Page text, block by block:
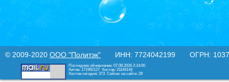
© 2009-2020 ООО "Политэк" ИНН: 7724042199 ОГРН:
Последнее обновление: 07.08.2026 2:14:00
Хитов: 171992127 Хостов: 21144144
Хостов сегодня: 373 Сейчас на сайте: 29